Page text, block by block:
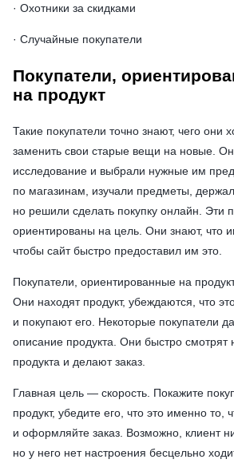
· Охотники за скидками
· Случайные покупатели
Покупатели,
на продукт
Такие покупатели точно знают, чего они
заменить свои старые вещи на новые.
исследование и выбрали нужные им
по магазинам, изучали предметы,
но решили сделать покупку онлайн. Эти
ориентированы на цель. Они знают, что
чтобы сайт быстро предоставил им это.
Покупатели, ориентированные на
Они находят продукт, убеждаются, что
и покупают его. Некоторые покупатели
описание продукта. Они быстро смотрят
продукта и делают заказ.
Главная цель — скорость. Покажите
продукт, убедите его, что это именно то,
и оформляйте заказ. Возможно, клиент
но у него нет настроения бесцельно